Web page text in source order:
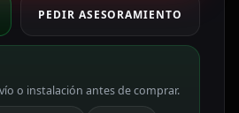
PEDIR ASESORAMIENTO
o instalación antes de comprar.